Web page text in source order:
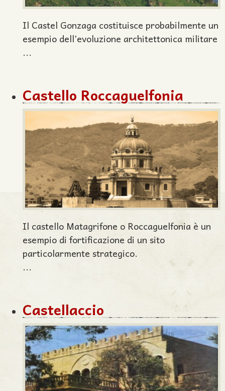
Il Castel Gonzaga costituisce probabilmente un
esempio dell’evoluzione architettonica militare
...
Castello Roccaguelfonia
Il castello Matagrifone o Roccaguelfonia è un
esempio di fortificazione di un sito
particolarmente strategico.
...
Castellaccio